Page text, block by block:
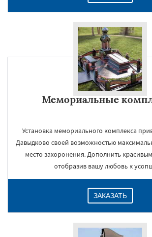
Мемориальные
Установка мемориального комплекса
Давыдково своей возможностью
место захоронения. Дополнить
отобразив вашу любовь к
ЗАКАЗАТЬ